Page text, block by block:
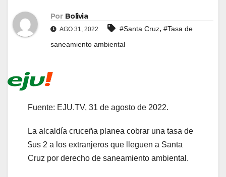
Por Bolivia
AGO 31, 2022 #Santa Cruz, #Tasa de
saneamiento ambiental
Fuente: EJU.TV, 31 de agosto de 2022.
La alcaldía cruceña planea cobrar una tasa de
$us 2 a los extranjeros que lleguen a Santa
Cruz por derecho de saneamiento ambiental.